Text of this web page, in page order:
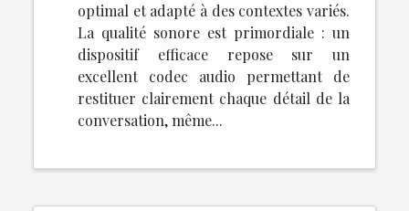
optimal et adapté à des contextes variés.
La qualité sonore est primordiale : un
dispositif efficace repose sur un
excellent codec audio permettant de
restituer clairement chaque détail de la
conversation, même...